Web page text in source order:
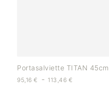
Portasalviette TITAN 45cm
95,16 € - 113,46 €